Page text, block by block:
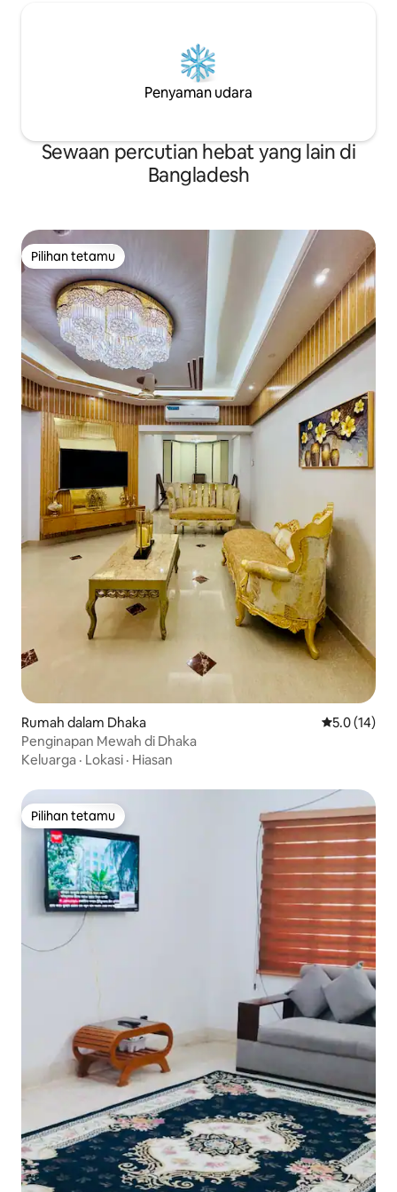
Penyaman udara
Sewaan percutian hebat yang lain di
Bangladesh
Pilihan tetamu
Pilihan tetamu
Rumah dalam Dhaka Penarafan
5.0 (14)
Penginapan Mewah di Dhaka
Keluarga · Lokasi · Hiasan
Pilihan tetamu
Pilihan tetamu